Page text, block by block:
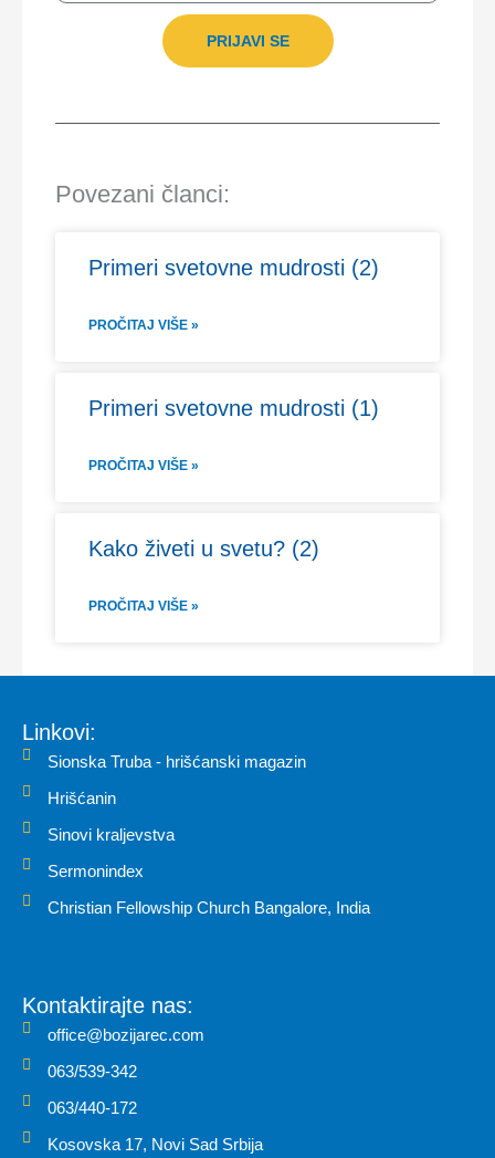
PRIJAVI SE
Povezani članci:
Primeri svetovne mudrosti (2)
PROČITAJ VIŠE »
Primeri svetovne mudrosti (1)
PROČITAJ VIŠE »
Kako živeti u svetu? (2)
PROČITAJ VIŠE »
Linkovi:
Sionska Truba - hrišćanski magazin
Hrišćanin
Sinovi kraljevstva
Sermonindex
Christian Fellowship Church Bangalore, India
Kontaktirajte nas:
office@bozijarec.com
063/539-342
063/440-172
Kosovska 17, Novi Sad Srbija